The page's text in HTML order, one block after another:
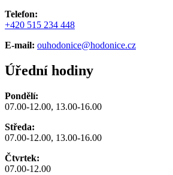
Telefon:
+420 515 234 448
E-mail: ouhodonice@hodonice.cz
Úřední hodiny
Pondělí:
07.00-12.00, 13.00-16.00
Středa:
07.00-12.00, 13.00-16.00
Čtvrtek:
07.00-12.00